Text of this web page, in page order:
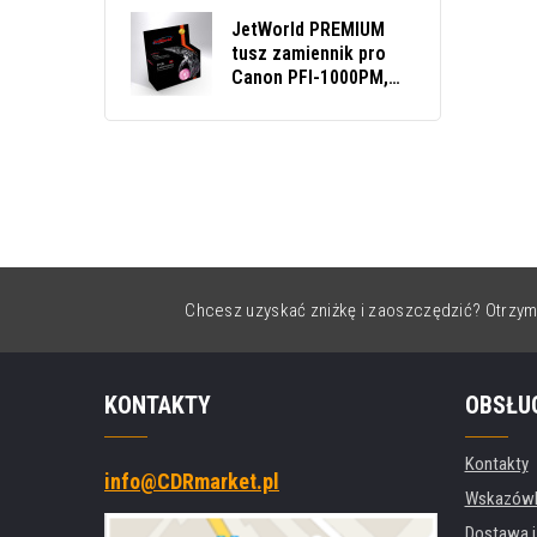
JetWorld PREMIUM
tusz zamiennik pro
Canon PFI-1000PM,
purpurowy (photo
Chcesz uzyskać zniżkę i zaoszczędzić?
KONTAKTY
info@CDRmarket.pl
Kontakty